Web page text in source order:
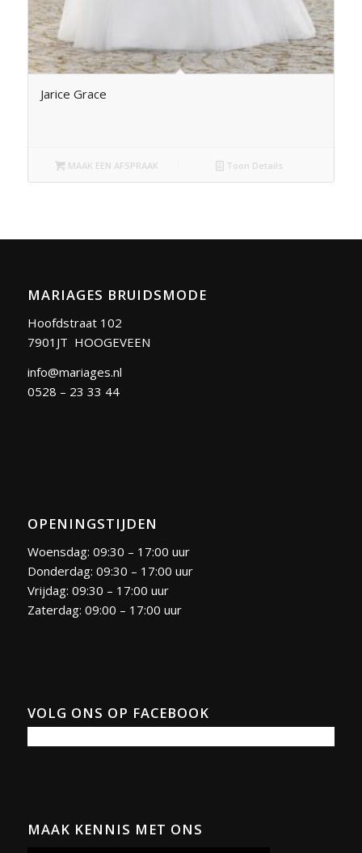
Jarice Grace
MAAK EEN AFSPRAAK Toon Details
MARIAGES BRUIDSMODE
Hoofdstraat 102
7901JT HOOGEVEEN
info@mariages.nl
0528 – 23 33 44
OPENINGSTIJDEN
Woensdag: 09:30 – 17:00 uur
Donderdag: 09:30 – 17:00 uur
Vrijdag: 09:30 – 17:00 uur
Zaterdag: 09:00 – 17:00 uur
VOLG ONS OP FACEBOOK
MAAK KENNIS MET ONS